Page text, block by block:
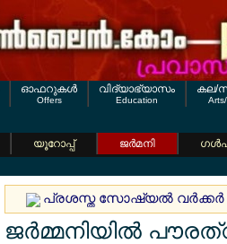
ഓഫറുകള്‍
Offers
വിദ്യാഭ്യാസം
Education
കല/
യൂറോപ്പ് ജര്‍മനി
പ്രശസ്ത സോഷ്യല്‍ വര്‍ക്കര്‍
ജര്‍മ്മനിയില്‍